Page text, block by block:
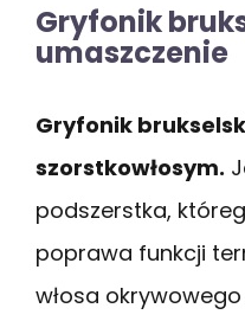
Gryfonik
umaszczenie
Gryfonik
szorstkowłosym.
podszerstka,
poprawa funkcji
włosa